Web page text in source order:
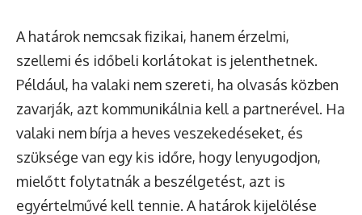
A határok nemcsak fizikai, hanem érzelmi,
szellemi és időbeli korlátokat is jelenthetnek.
Például, ha valaki nem szereti, ha olvasás közben
zavarják, azt kommunikálnia kell a partnerével. Ha
valaki nem bírja a heves veszekedéseket, és
szüksége van egy kis időre, hogy lenyugodjon,
mielőtt folytatnák a beszélgetést, azt is
egyértelművé kell tennie. A határok kijelölése